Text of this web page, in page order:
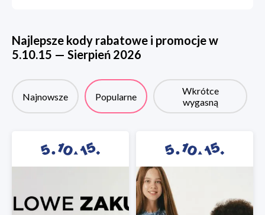
Najlepsze kody rabatowe i promocje w
5.10.15 — Sierpień 2026
Najnowsze Popularne
Wkrótce
wygasną